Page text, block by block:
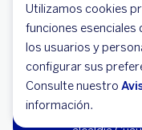
Utilizamos cookies
funciones esenciales
los usuarios y
configurar sus
Consulte nuestro
información.
© 2026 BBVA
Múltiple, Grupo
de la Reforma 510,